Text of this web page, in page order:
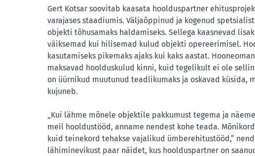
Gert Kotsar soovitab kaasata hoolduspartner
varajases staadiumis. Väljaõppinud ja kogenud
objekti tõhusamaks haldamiseks. Sellega kaasnevad
väiksemad kui hilisemad kulud objekti opereerimisel.
kasutamiseks pikemaks ajaks kui kaks aastat.
maksavad hoolduskulud kinni, kuid tegelikult ei ole
on üürnikud muutunud teadlikumaks ja oskavad küsida,
kujuneb.
„Kui lähme mõnele objektile pakkumust tegema ja
meil hooldustööd, anname nendest kohe teada.
kuid teinekord tehakse vajalikud ümberehitustööd,“
lähiminevikust paar näidet, kus hoolduspartner on